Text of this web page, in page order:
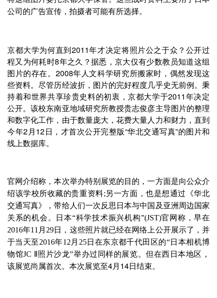
公司的广告宣传，拍摄者可能有所选择。
京都大学为何直到2011年才决定将照片公之于众？公开过
程又为何耗时8年之久？据悉，京大仅有少数教员知道这组
图片的存在。2008年人文科学研究所搬家时，偶然发现这
些资料。尽管历经波折，图片的完好程度几乎史无前例。秉
持着和世界共享珍贵史料的初衷，京都大学于2011年决定
公开。该校东南亚地域研究所教授贵志俊彦主导图片的整理
和数字化工作，由于数量庞大，花费大量人力和财力，直到
今年2月12日，才首次公开完整版“华北交通写真”的图片和
线上数据库。
官网介绍称，本次举办特别展览的目的，一方面是向公众介
绍该学校所收藏的贵重资料;另一方面，也是想通过《华北
交通写真》，带给人们一次反思日本与中国及亚洲周边国家
关系的机会。
日本“科学技术振兴机构”(JST)官网称，早在
2016年11月29日，这些照片就已经在网络上公开展示了，并
于当天至2016年12月25日在东京都千代田区的“日本相机博
物馆JC Ⅱ照片沙龙”举办过同样的展览。但在西日本地区，
该展览尚属首次。 本次展览至4月14日结束。